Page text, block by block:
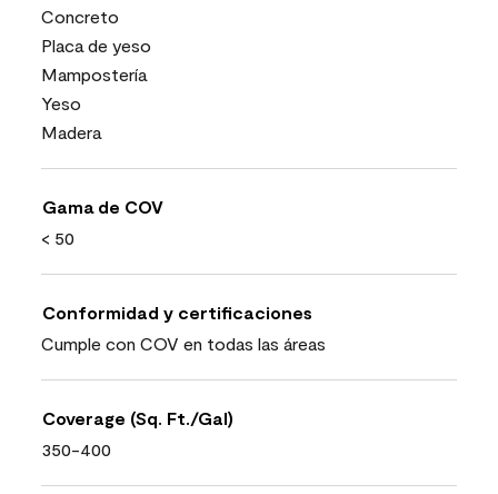
Concreto
Placa de yeso
Mampostería
Yeso
Madera
Gama de COV
< 50
Conformidad y certificaciones
Cumple con COV en todas las áreas
Coverage (Sq. Ft./Gal)
350-400